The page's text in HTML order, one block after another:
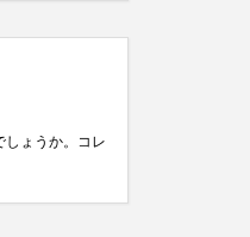
しょうか。コレ